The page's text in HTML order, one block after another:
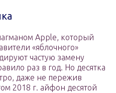
Apple, который
«яблочного»
частую замену
раз в год. Но десятка
даже не пережив
2018 г. айфон десятой